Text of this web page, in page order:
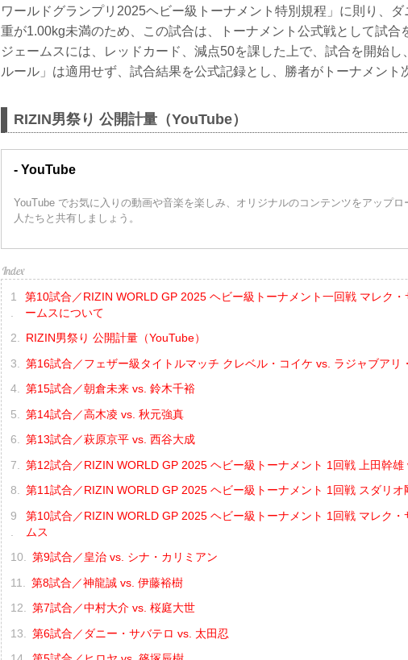
ワールドグランプリ2025ヘビー級トーナメント特別規程」に則り、
重が1.00kg未満のため、この試合は、トーナメント公式戦として試合
ジェームスには、レッドカード、減点50を課した上で、試合を開始し
ルール」は適用せず、試合結果を公式記録とし、勝者がトーナメント
RIZIN男祭り 公開計量（YouTube）
- YouTube
YouTube でお気に入りの動画や音楽を楽しみ、オリジナルのコンテンツをアップ
人たちと共有しましょう。
第10試合／RIZIN WORLD GP 2025 ヘビー級トーナメント一回戦 マレク
ームスについて
RIZIN男祭り 公開計量（YouTube）
第16試合／フェザー級タイトルマッチ クレベル・コイケ vs. ラジャブアリ
第15試合／朝倉未来 vs. 鈴木千裕
第14試合／高木凌 vs. 秋元強真
第13試合／萩原京平 vs. 西谷大成
第12試合／RIZIN WORLD GP 2025 ヘビー級トーナメント 1回戦 上田幹雄
第11試合／RIZIN WORLD GP 2025 ヘビー級トーナメント 1回戦 スダリオ
第10試合／RIZIN WORLD GP 2025 ヘビー級トーナメント 1回戦 マレク
ムス
第9試合／皇治 vs. シナ・カリミアン
第8試合／神龍誠 vs. 伊藤裕樹
第7試合／中村大介 vs. 桜庭大世
第6試合／ダニー・サバテロ vs. 太田忍